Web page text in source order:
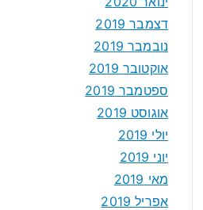
דצמבר 2019
נובמבר 2019
אוקטובר 2019
ספטמבר 2019
אוגוסט 2019
יולי 2019
יוני 2019
מאי 2019
אפריל 2019